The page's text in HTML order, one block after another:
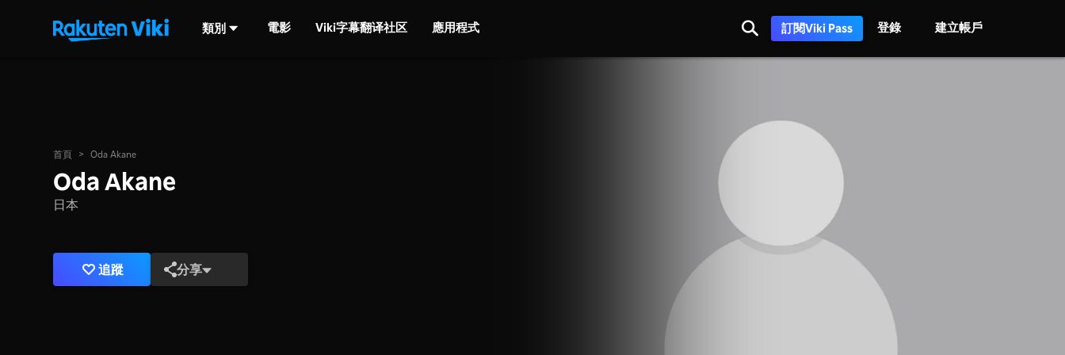
類別 電影 Viki字幕翻译社区 應用程式 訂閱Viki Pass 登錄 建立帳戶
首頁 > Oda Akane
Oda Akane
日本
追蹤 分享